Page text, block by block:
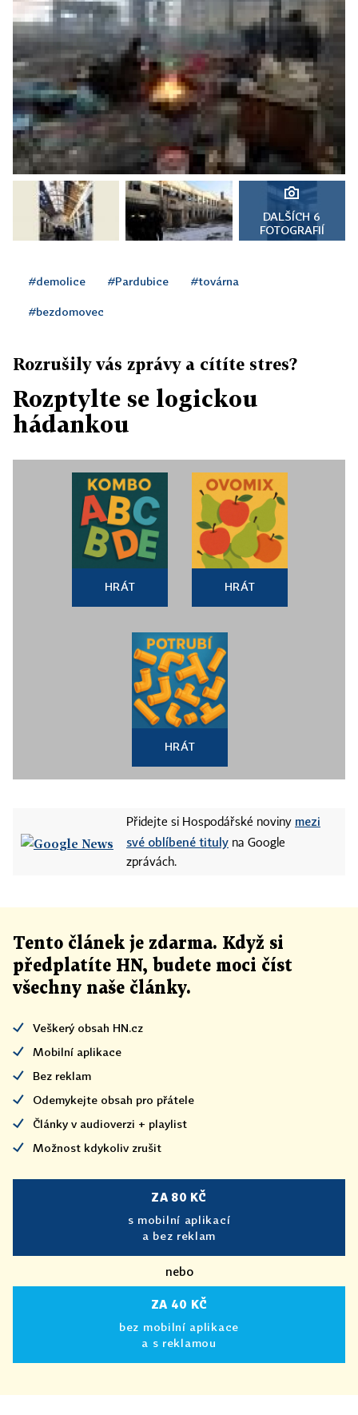
DALŠÍCH 6
FOTOGRAFIÍ
#demolice #Pardubice #továrna
#bezdomovec
Rozrušily vás zprávy a cítíte stres?
Rozptylte se logickou
hádankou
HRÁT HRÁT
HRÁT
Přidejte si Hospodářské noviny mezi
své oblíbené tituly na Google
zprávách.
Tento článek je zdarma. Když si
předplatíte HN, budete moci číst
všechny naše články.
Veškerý obsah HN.cz
Mobilní aplikace
Bez reklam
Odemykejte obsah pro přátele
Články v audioverzi + playlist
Možnost kdykoliv zrušit
ZA 80 KČ
s mobilní aplikací
a bez reklam
nebo
ZA 40 KČ
bez mobilní aplikace
a s reklamou